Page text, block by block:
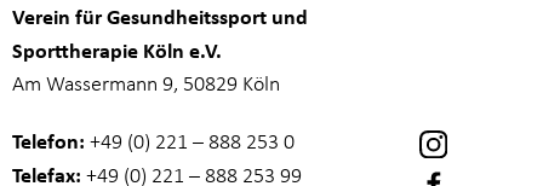
Verein für Gesundheitssport und
Sporttherapie Köln e.V.
Am Wassermann 9, 50829 Köln
Telefon: +49 (0) 221 – 888 253 0
Telefax: +49 (0) 221 – 888 253 99